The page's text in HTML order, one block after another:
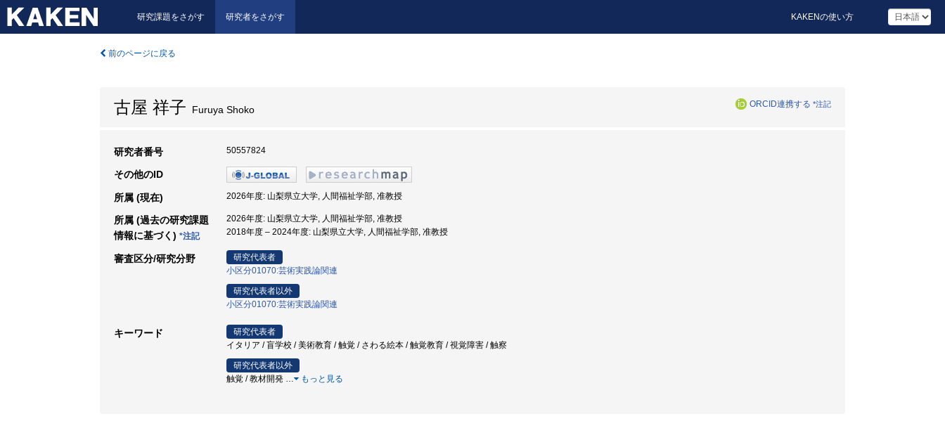
研究課題をさがす 研究者をさがす KAKENの使い方
前のページに戻る
古屋 祥子 Furuya Shoko ORCID連携する *注記
研究者番号 50557824
その他のID
所属 (現在) 2026年度: 山梨県立大学, 人間福祉学部, 准教授
所属 (過去の研究課題
情報に基づく) *注記
2026年度: 山梨県立大学, 人間福祉学部, 准教授
2018年度 – 2024年度: 山梨県立大学, 人間福祉学部, 准教授
審査区分/研究分野
研究代表者
小区分01070:芸術実践論関連
研究代表者以外
小区分01070:芸術実践論関連
キーワード
研究代表者
イタリア / 盲学校 / 美術教育 / 触覚 / さわる絵本 / 触覚教育 / 視覚障害 / 触察
研究代表者以外
触覚 / 教材開発 … もっと見る